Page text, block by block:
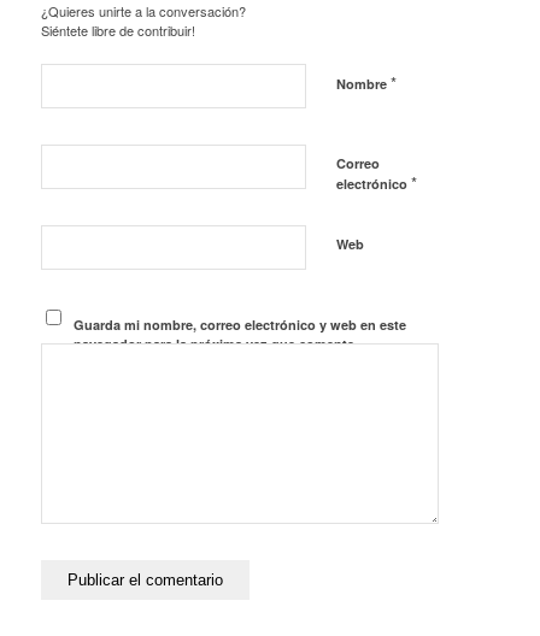
¿Quieres unirte a la conversación?
Siéntete libre de contribuir!
Nombre *
Correo
electrónico *
Web
Guarda mi nombre, correo electrónico y web en este
navegador para la próxima vez que comente.